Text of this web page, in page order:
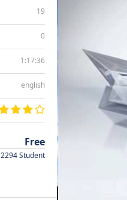
19
0
1:17:36
english
Free
2294 Student